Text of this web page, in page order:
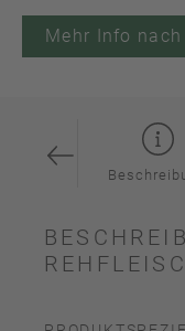
Mehr Info